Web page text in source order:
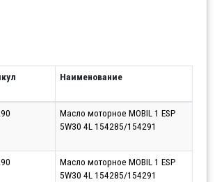
Наименование
Масло моторное MOBIL 1 ESP
5W30 4L 154285/154291
Масло моторное MOBIL 1 ESP
5W30 4L 154285/154291